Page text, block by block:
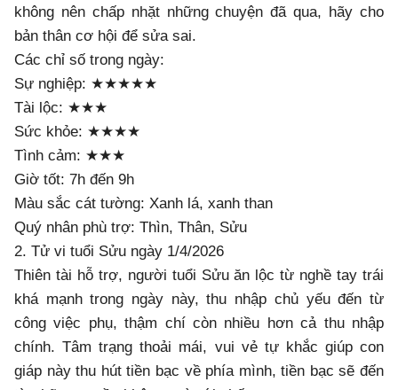
không nên chấp nhặt những chuyện đã qua, hãy cho
bản thân cơ hội để sửa sai.
Các chỉ số trong ngày:
Sự nghiệp: ★★★★★
Tài lộc: ★★★
Sức khỏe: ★★★★
Tình cảm: ★★★
Giờ tốt: 7h đến 9h
Màu sắc cát tường: Xanh lá, xanh than
Quý nhân phù trợ: Thìn, Thân, Sửu
2. Tử vi tuổi Sửu ngày 1/4/2026
Thiên tài hỗ trợ, người tuổi Sửu ăn lộc từ nghề tay trái
khá mạnh trong ngày này, thu nhập chủ yếu đến từ
công việc phụ, thậm chí còn nhiều hơn cả thu nhập
chính. Tâm trạng thoải mái, vui vẻ tự khắc giúp con
giáp này thu hút tiền bạc về phía mình, tiền bạc sẽ đến